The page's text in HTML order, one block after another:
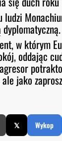
ludzi
w którym
oddając
jako
𝕏 Wykop